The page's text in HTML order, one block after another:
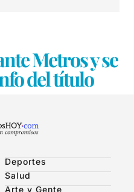
Metros y se
del título
Deportes
Salud
Arte y Gente